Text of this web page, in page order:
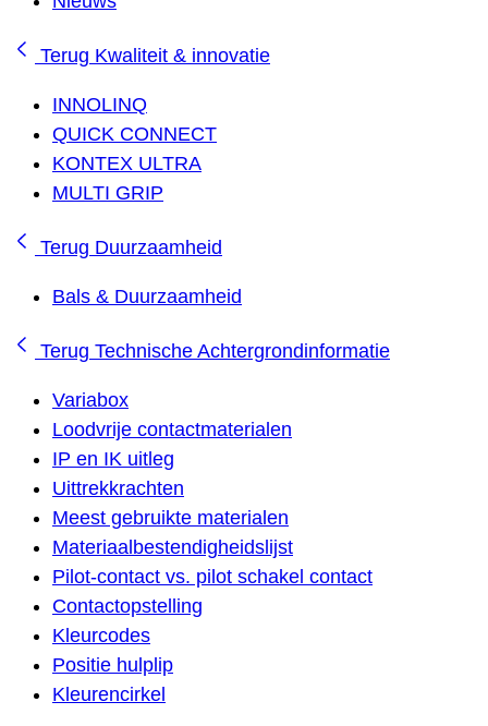
Terug Kwaliteit & innovatie
INNOLINQ
QUICK CONNECT
KONTEX ULTRA
MULTI GRIP
Terug Duurzaamheid
Bals & Duurzaamheid
Terug Technische Achtergrondinformatie
Variabox
Loodvrije contactmaterialen
IP en IK uitleg
Uittrekkrachten
Meest gebruikte materialen
Materiaalbestendigheidslijst
Pilot-contact vs. pilot schakel contact
Contactopstelling
Kleurcodes
Positie hulplip
Kleurencirkel